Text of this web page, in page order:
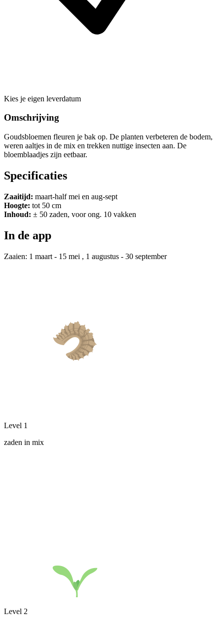
Kies je eigen leverdatum
Omschrijving
Goudsbloemen fleuren je bak op. De planten verbeteren de bodem,
weren aaltjes in de mix en trekken nuttige insecten aan. De
bloemblaadjes zijn eetbaar.
Specificaties
Zaaitijd: maart-half mei en aug-sept
Hoogte: tot 50 cm
Inhoud: ± 50 zaden, voor ong. 10 vakken
In de app
Zaaien: 1 maart - 15 mei , 1 augustus - 30 september
Level 1
zaden in mix
Level 2